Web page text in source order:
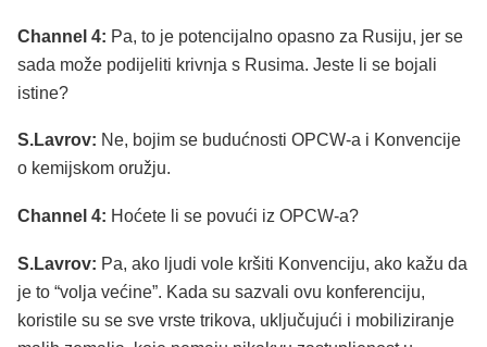
Channel 4: Pa, to je potencijalno opasno za Rusiju, jer se
sada može podijeliti krivnja s Rusima. Jeste li se bojali
istine?
S.Lavrov: Ne, bojim se budućnosti OPCW-a i Konvencije
o kemijskom oružju.
Channel 4: Hoćete li se povući iz OPCW-a?
S.Lavrov: Pa, ako ljudi vole kršiti Konvenciju, ako kažu da
je to “volja većine”. Kada su sazvali ovu konferenciju,
koristile su se sve vrste trikova, uključujući i mobiliziranje